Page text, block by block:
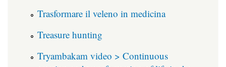
Trasformare il veleno in medicina
Treasure hunting
Tryambakam video > Continuous